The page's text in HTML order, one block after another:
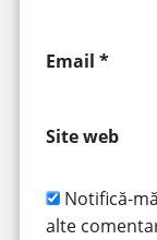
Email *
Site web
Notifică-
alte